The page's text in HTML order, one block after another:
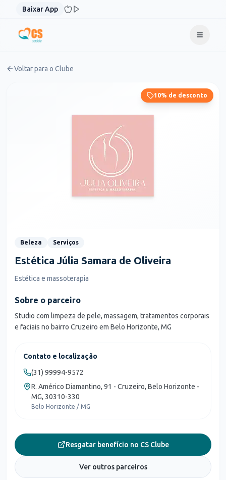
Pular para o conteúdo
Baixar App
Voltar para o Clube
10% de desconto
Beleza Serviços
Estética Júlia Samara de Oliveira
Estética e massoterapia
Sobre o parceiro
Studio com limpeza de pele, massagem, tratamentos corporais
e faciais no bairro Cruzeiro em Belo Horizonte, MG
Contato e localização
(31) 99994-9572
R. Américo Diamantino, 91 - Cruzeiro, Belo Horizonte -
MG, 30310-330
Belo Horizonte / MG
Resgatar benefício no CS Clube
Ver outros parceiros